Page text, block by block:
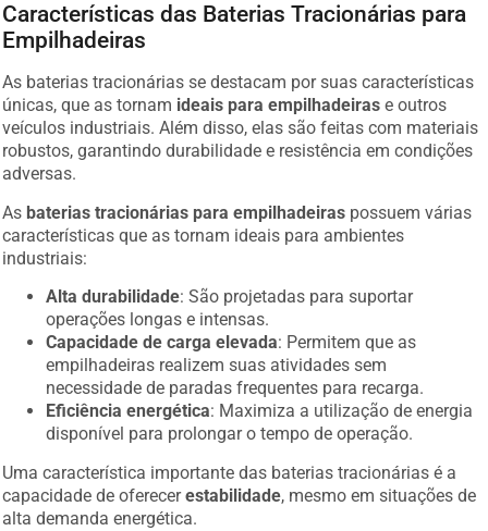
Características das Baterias Tracionárias para
Empilhadeiras
As baterias tracionárias se destacam por suas características
únicas, que as tornam ideais para empilhadeiras e outros
veículos industriais. Além disso, elas são feitas com materiais
robustos, garantindo durabilidade e resistência em condições
adversas.
As baterias tracionárias para empilhadeiras possuem várias
características que as tornam ideais para ambientes
industriais:
Alta durabilidade: São projetadas para suportar
operações longas e intensas.
Capacidade de carga elevada: Permitem que as
empilhadeiras realizem suas atividades sem
necessidade de paradas frequentes para recarga.
Eficiência energética: Maximiza a utilização de energia
disponível para prolongar o tempo de operação.
Uma característica importante das baterias tracionárias é a
capacidade de oferecerestabilidade, mesmo em situações de
alta demanda energética.